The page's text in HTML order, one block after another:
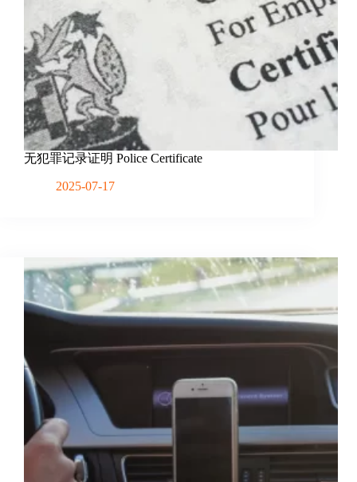
无犯罪记录证明 Police Certificate
2025-07-17